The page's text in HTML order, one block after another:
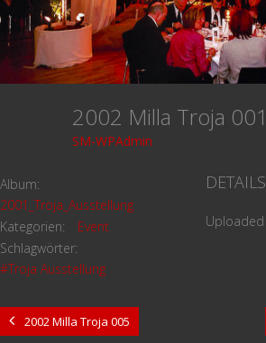
2002 Milla Troja 001
SM-WPAdmin
Album:
2001_Troja_Ausstellung
Kategorien:
Event
Schlagwörter:
#Troja Ausstellung
DETAILS
Uploaded
2002 Milla Troja 005